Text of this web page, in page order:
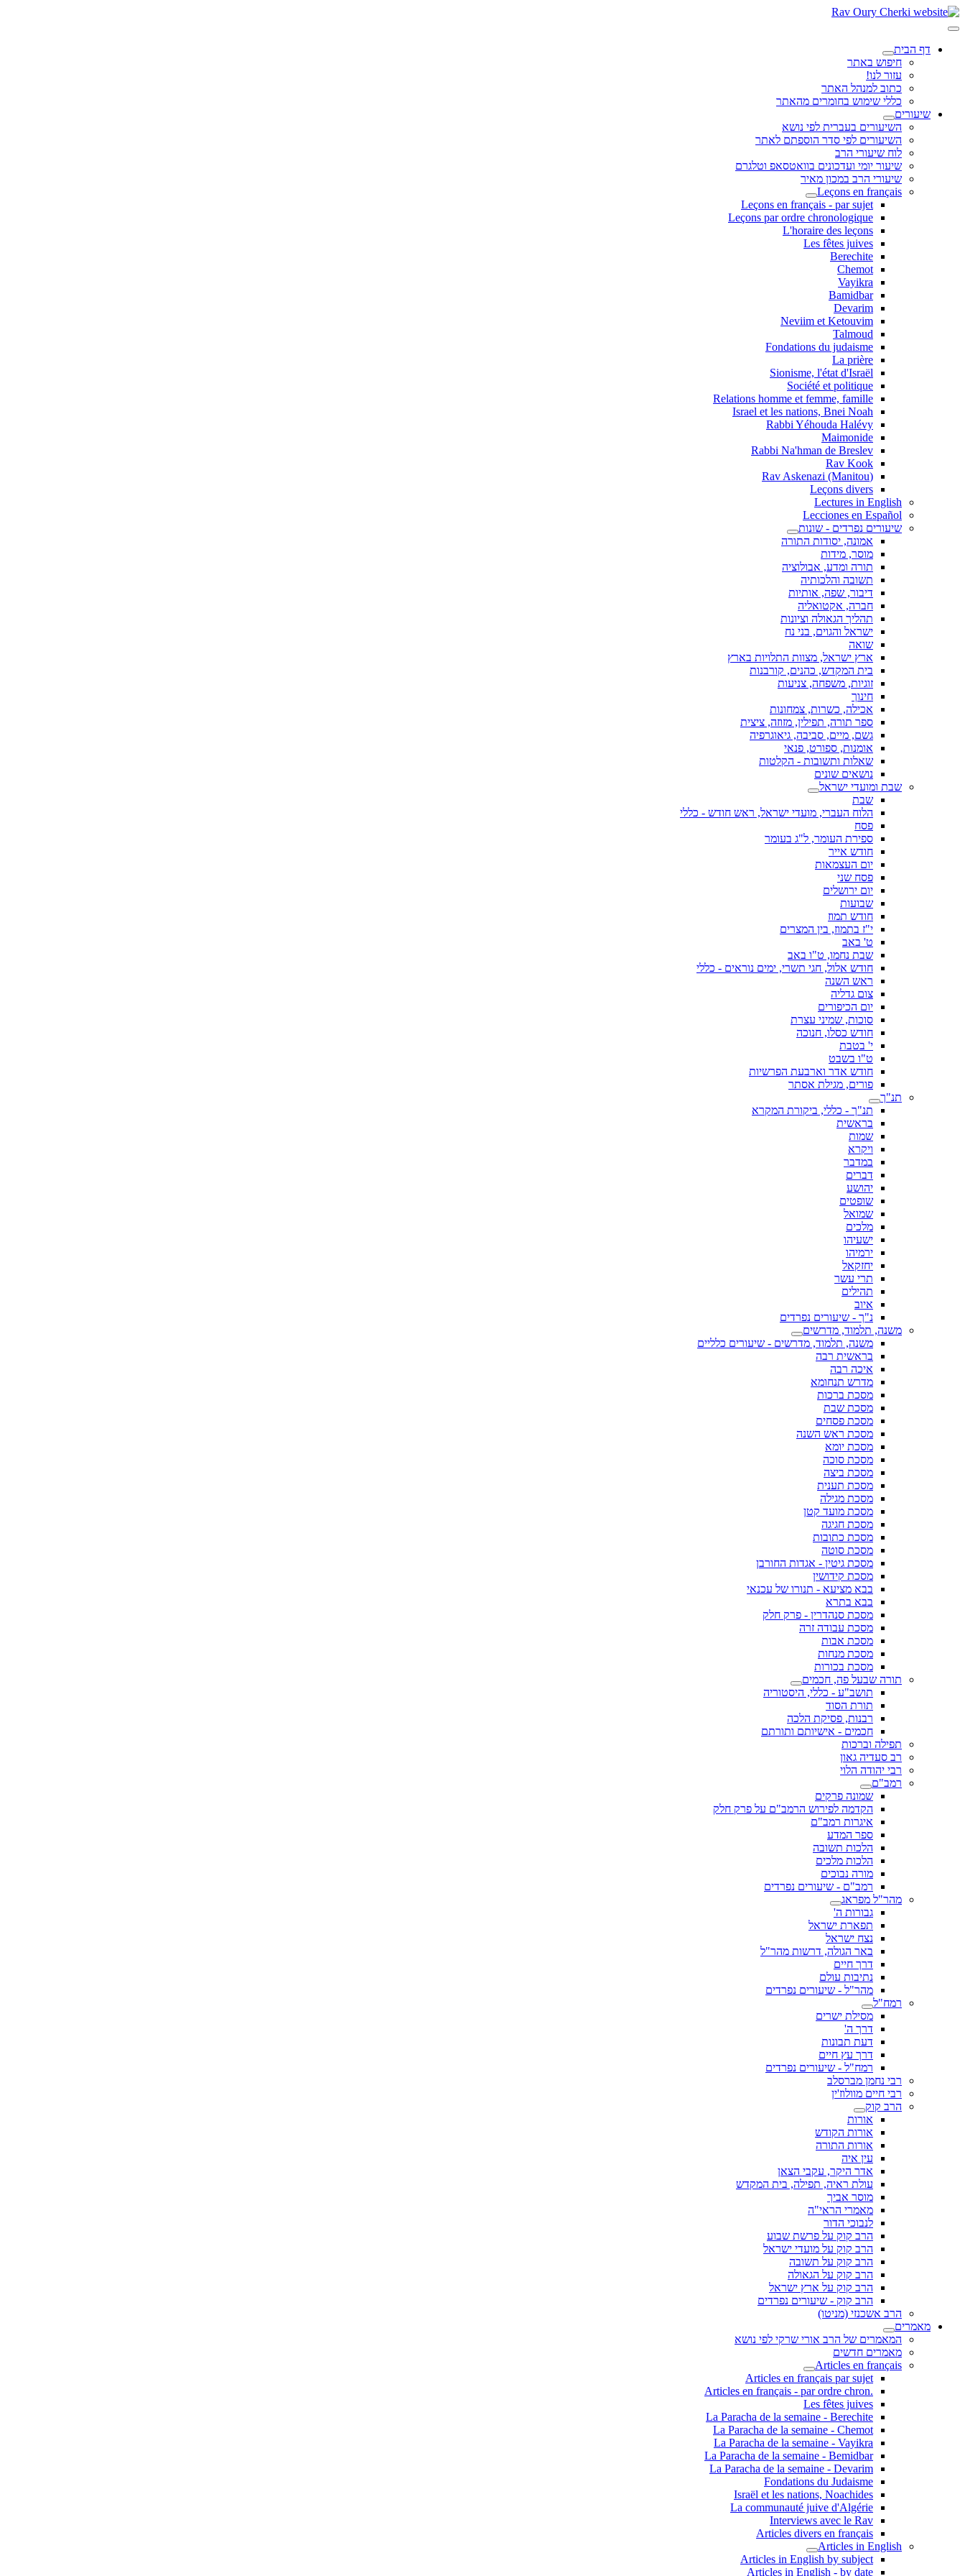
דף הבית
חיפוש באתר
עזור לנו!
כתוב למנהל האתר
כללי שימוש בחומרים מהאתר
שיעורים
השיעורים בעברית לפי נושא
השיעורים לפי סדר הוספתם לאתר
לוח שיעורי הרב
שיעור יומי ועדכונים בוואטסאפ וטלגרם
שיעורי הרב במכון מאיר
Leçons en français
Leçons en français - par sujet
Leçons par ordre chronologique
L'horaire des leçons
Les fêtes juives
Berechite
Chemot
Vayikra
Bamidbar
Devarim
Neviim et Ketouvim
Talmoud
Fondations du judaisme
La prière
Sionisme, l'état d'Israël
Société et politique
Relations homme et femme, famille
Israel et les nations, Bnei Noah
Rabbi Yéhouda Halévy
Maimonide
Rabbi Na'hman de Breslev
Rav Kook
(Rav Askenazi (Manitou
Leçons divers
Lectures in English
Lecciones en Español
שיעורים נפרדים - שונות
אמונה, יסודות התורה
מוסר, מידות
תורה ומדע, אבולוציה
תשובה והלכותיה
דיבור, שפה, אותיות
חברה, אקטואליה
תהליך הגאולה וציונות
ישראל והגוים, בני נח
שואה
ארץ ישראל, מצוות התלויות בארץ
בית המקדש, כהנים, קורבנות
זוגיות, משפחה, צניעות
חינוך
אכילה, כשרות, צמחונות
ספר תורה, תפילין, מזוזה, ציצית
גשם, מיים, סביבה, גיאוגרפיה
אומנות, ספורט, פנאי
שאלות ותשובות - הקלטות
נושאים שונים
שבת ומועדי ישראל
שבת
הלוח העברי, מועדי ישראל, ראש חודש - כללי
פסח
ספירת העומר, ל"ג בעומר
חודש אייר
יום העצמאות
פסח שני
יום ירושלים
שבועות
חודש תמוז
י"ז בתמוז, בין המצרים
ט' באב
שבת נחמו, ט"ו באב
חודש אלול, חגי תשרי, ימים נוראים - כללי
ראש השנה
צום גדליה
יום הכיפורים
סוכות, שמיני עצרת
חודש כסלו, חנוכה
י' בטבת
ט"ו בשבט
חודש אדר וארבעת הפרשיות
פורים, מגילת אסתר
תנ"ך
תנ"ך - כללי, ביקורת המקרא
בראשית
שמות
ויקרא
במדבר
דברים
יהושע
שופטים
שמואל
מלכים
ישעיהו
ירמיהו
יחזקאל
תרי עשר
תהילים
איוב
נ"ך - שיעורים נפרדים
משנה, תלמוד, מדרשים
משנה, תלמוד, מדרשים - שיעורים כלליים
בראשית רבה
איכה רבה
מדרש תנחומא
מסכת ברכות
מסכת שבת
מסכת פסחים
מסכת ראש השנה
מסכת יומא
מסכת סוכה
מסכת ביצה
מסכת תענית
מסכת מגילה
מסכת מועד קטן
מסכת חגיגה
מסכת כתובות
מסכת סוטה
מסכת גיטין - אגדות החורבן
מסכת קידושין
בבא מציעא - תנורו של עכנאי
בבא בתרא
מסכת סנהדרין - פרק חלק
מסכת עבודה זרה
מסכת אבות
מסכת מנחות
מסכת בכורות
תורה שבעל פה, חכמים
תושב"ע - כללי, היסטוריה
תורת הסוד
רבנות, פסיקת הלכה
חכמים - אישיותם ותורתם
תפילה וברכות
רב סעדיה גאון
רבי יהודה הלוי
רמב"ם
שמונה פרקים
הקדמה לפירוש הרמב"ם על פרק חלק
איגרות רמב"ם
ספר המדע
הלכות תשובה
הלכות מלכים
מורה נבוכים
רמב"ם - שיעורים נפרדים
מהר"ל מפראג
גבורות ה'
תפארת ישראל
נצח ישראל
באר הגולה, דרשות מהר"ל
דרך חיים
נתיבות עולם
מהר"ל - שיעורים נפרדים
רמח"ל
מסילת ישרים
דרך ה'
דעת תבונות
דרך עץ חיים
רמח"ל - שיעורים נפרדים
רבי נחמן מברסלב
רבי חיים מוולוז'ין
הרב קוק
אורות
אורות הקודש
אורות התורה
עין איה
אדר היקר, עקבי הצאן
עולת ראיה, תפילה, בית המקדש
מוסר אביך
מאמרי הראי"ה
לנבוכי הדור
הרב קוק על פרשת שבוע
הרב קוק על מועדי ישראל
הרב קוק על תשובה
הרב קוק על הגאולה
הרב קוק על ארץ ישראל
הרב קוק - שיעורים נפרדים
הרב אשכנזי (מניטו)
מאמרים
המאמרים של הרב אורי שרקי לפי נושא
מאמרים חדשים
Articles en français
Articles en français par sujet
.Articles en français - par ordre chron
Les fêtes juives
La Paracha de la semaine - Berechite
La Paracha de la semaine - Chemot
La Paracha de la semaine - Vayikra
La Paracha de la semaine - Bemidbar
La Paracha de la semaine - Devarim
Fondations du Judaisme
Israël et les nations, Noachides
La communauté juive d'Algérie
Interviews avec le Rav
Articles divers en français
Articles in English
Articles in English by subject
Articles in English - by date